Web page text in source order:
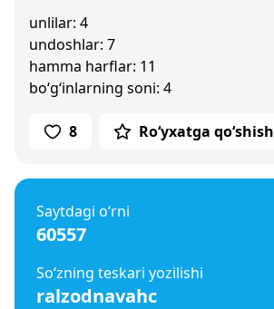
unlilar: 4
undoshlar: 7
hamma harflar: 11
bo‘g‘inlarning soni: 4
8 Ro‘yxatga qo‘shish
Saytdagi o‘rni
60557
So‘zning teskari yozilishi
ralzodnavahc